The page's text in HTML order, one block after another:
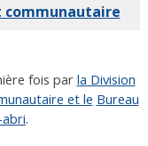
possession
fois par la Division
et le Bureau
.